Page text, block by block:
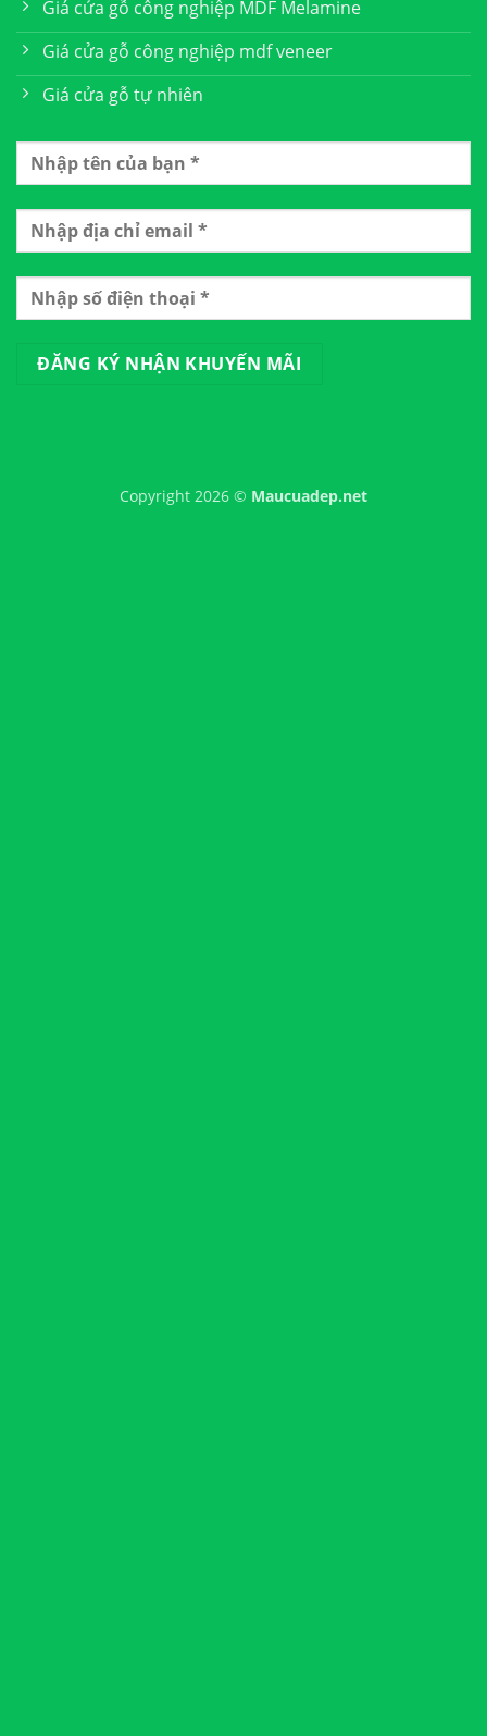
Giá cửa gỗ công nghiệp MDF Melamine
Giá cửa gỗ công nghiệp mdf veneer
Giá cửa gỗ tự nhiên
Copyright 2026 © Maucuadep.net